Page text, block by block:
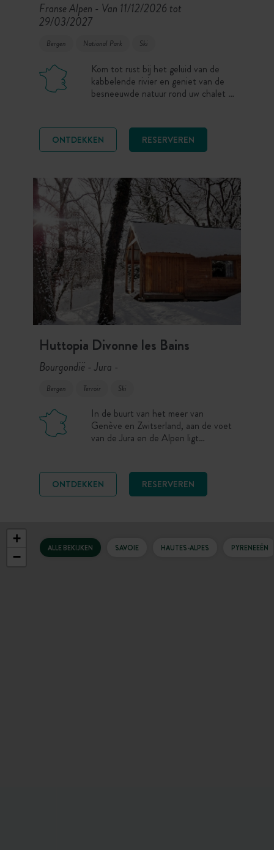
Franse Alpen - Van 11/12/2026 tot
29/03/2027
Bergen National Park Ski
Kom tot rust bij het geluid van de
kabbelende rivier en geniet van de
besneeuwde natuur rond uw chalet in
heeft u zelfs toegang tot de
langlaufloipes.
ONTDEKKEN RESERVEREN
Huttopia Divonne les Bains
Bourgondië - Jura -
Bergen Terroir Ski
In de buurt van het meer van
Genève en Zwitserland, aan de voet
van de Jura en de Alpen ligt
wintervakantie, om te skiën, te
wandelen…
ONTDEKKEN RESERVEREN
ALLE BEKIJKEN SAVOIE HAUTES-ALPES PYRENEEËN
+
−